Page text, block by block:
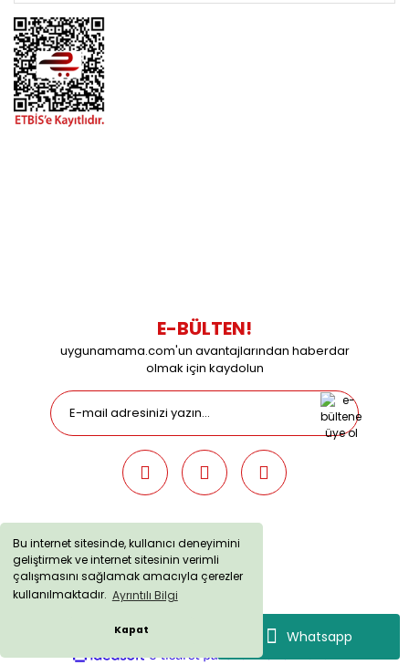
Bu internet sitesinde, kullanıcı deneyimini
geliştirmek ve internet sitesinin verimli
çalışmasını sağlamak amacıyla çerezler
kullanılmaktadır. Ayrıntılı Bilgi
Kapat Whatsapp
E-BÜLTEN!
uygunamama.com'un avantajlarından haberdar
olmak için kaydolun
uygunamama.com © 2019 - Tüm Hakları Saklıdır. Kredi kartı
bilgileriniz 256bit SSL sertifikası ile korunmaktadır.
ideasoft e-